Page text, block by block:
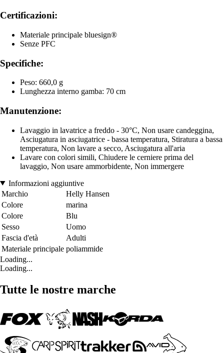
Certificazioni:
Materiale principale bluesign®
Senze PFC
Specifiche:
Peso: 660,0 g
Lunghezza interno gamba: 70 cm
Manutenzione:
Lavaggio in lavatrice a freddo - 30°C, Non usare candeggina,
Asciugatura in asciugatrice - bassa temperatura, Stiratura a bassa
temperatura, Non lavare a secco, Asciugatura all'aria
Lavare con colori simili, Chiudere le cerniere prima del
lavaggio, Non usare ammorbidente, Non immergere
Informazioni aggiuntive
Marchio
Helly Hansen
Colore
marina
Colore
Blu
Sesso
Uomo
Fascia d'età
Adulti
Materiale principale poliammide
Loading...
Loading...
Tutte le nostre marche